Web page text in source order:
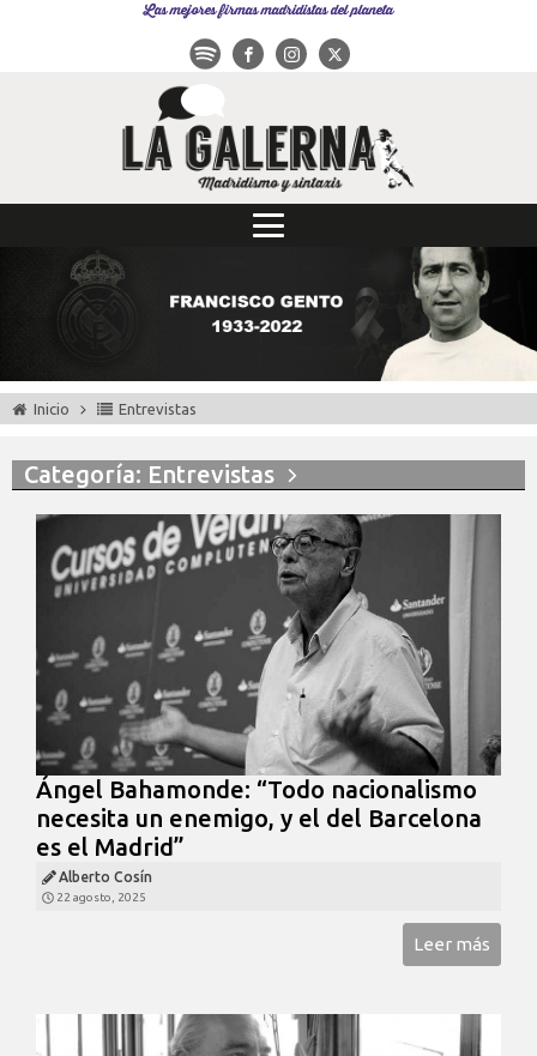
Las mejores firmas madridistas del planeta
Inicio Entrevistas
Categoría: Entrevistas
Ángel Bahamonde: “Todo nacionalismo
necesita un enemigo, y el del Barcelona
es el Madrid”
Alberto Cosín
22 agosto, 2025
Leer más